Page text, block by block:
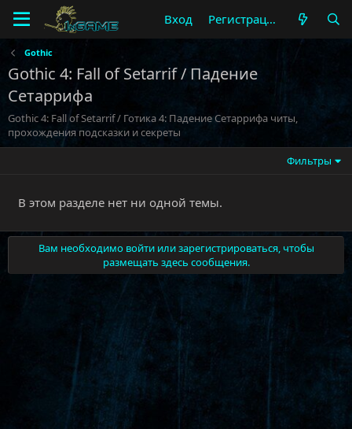
Вход Регистрация
Gothic
Gothic 4: Fall of Setarrif / Падение
Сетаррифа
Gothic 4: Fall of Setarrif / Готика 4: Падение Сетаррифа читы,
прохождения подсказки и секреты
Фильтры
В этом разделе нет ни одной темы.
Вам необходимо войти или зарегистрироваться, чтобы
размещать здесь сообщения.